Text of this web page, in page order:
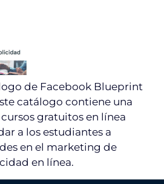
de Facebook Blueprint
catálogo contiene una
gratuitos en línea
a los estudiantes a
en el marketing de
en línea.